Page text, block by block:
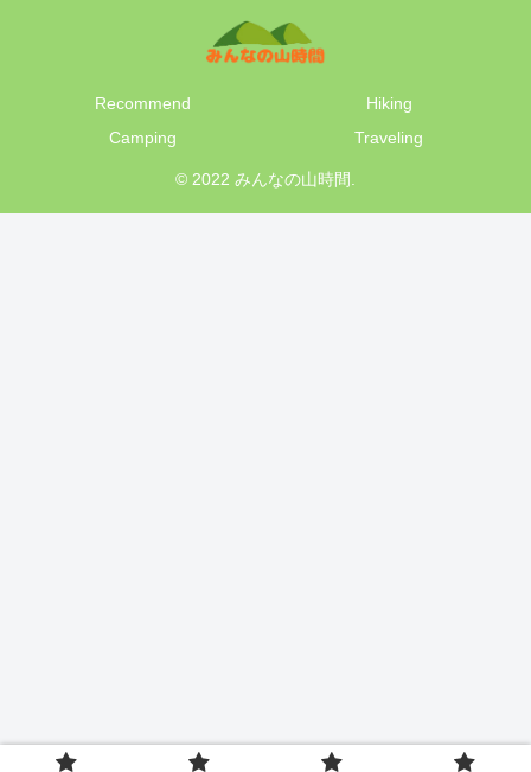
Recommend
Hiking
Camping
Traveling
© 2022 みんなの山時間.